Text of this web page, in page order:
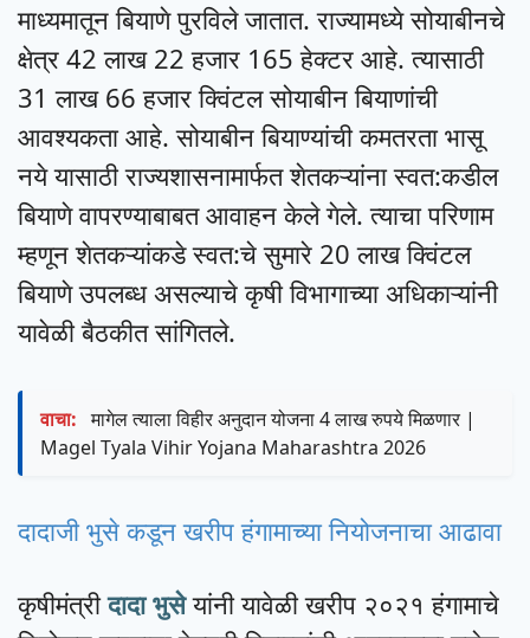
माध्यमातून बियाणे पुरविले जातात. राज्यामध्ये सोयाबीनचे
क्षेत्र 42 लाख 22 हजार 165 हेक्टर आहे. त्यासाठी
31 लाख 66 हजार क्विंटल सोयाबीन बियाणांची
आवश्यकता आहे. सोयाबीन बियाण्यांची कमतरता भासू
नये यासाठी राज्यशासनामार्फत शेतकऱ्यांना स्वत:कडील
बियाणे वापरण्याबाबत आवाहन केले गेले. त्याचा परिणाम
म्हणून शेतकऱ्यांकडे स्वत:चे सुमारे 20 लाख क्विंटल
बियाणे उपलब्ध असल्याचे कृषी विभागाच्या अधिकाऱ्यांनी
यावेळी बैठकीत सांगितले.
वाचा: मागेल त्याला विहीर अनुदान योजना 4 लाख रुपये मिळणार |
Magel Tyala Vihir Yojana Maharashtra 2026
दादाजी भुसे कडून खरीप हंगामाच्या नियोजनाचा आढावा
कृषीमंत्रीदादा भुसेयांनी यावेळी खरीप २०२१ हंगामाचे